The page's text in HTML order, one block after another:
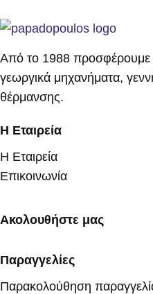
Από το 1988 προσφέρουμε
γεωργικά μηχανήματα,
θέρμανσης.
Η Εταιρεία
Η Εταιρεία
Επικοινωνία
Ακολουθήστε μας
Παραγγελίες
Παρακολούθηση